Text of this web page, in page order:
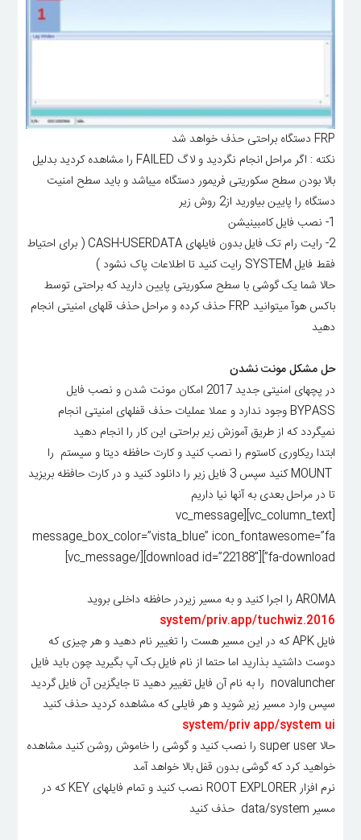
FRP دستگاه براحتی حذف خواهد شد
نکته : اگر مراحل انجام نگردید و لاگ FAILED را مشاهده کردید بدلیل
بالا بودن سطح سکوریتی فریمور دستگاه میباشد و باید سطح امنیت
دستگاه را پایین بیاورید از2 روش زیر
1- نصب فایل کامبینیشن
2- رایت رام تک فایل بدون فایلهای CASH-USERDATA ( برای احتیاط
فقط فایل SYSTEM رایت کنید تا اطلاعات پاک نشود )
حالا شما یک گوشی با سطح سکوریتی پایین دارید که براحتی توسط
باکس هوآ میتوانید FRP حذف کرده و مراحل حذف قلهای امنیتی انجام
دهید
حل مشکل مونت نشدن
در پچهای امنیتی جدید 2017 امکان مونت شدن و نصب فایل
BYPASS وجود ندارد و عملا عملیات حذف قفلهای امنیتی انجام
نمیگردد که از طریق آموزش زیر براحتی این کار را انجام دهید
ابتدا ریکاوری کاستوم را نصب کنید و کارت حافظه دیتا و سیستم را
MOUNT کنید سپس 3 فایل زیر را دانلود کنید و در کارت حافظه بریزید
تا در مراحل بعدی به آنها نیا داریم
[vc_column_text][vc_message
message_box_color=”vista_blue” icon_fontawesome=”fa
fa-download”][download id=”22188″][/vc_message]
AROMA را اجرا کنید و به مسیر زیردر حافظه داخلی بروید
system/priv.app/tuchwiz.2016
فایل APK که در این مسیر هست را تغییر نام دهید و هر چیزی که
دوست داشتید بذارید اما حتما از نام فایل بک آپ بگیرید چون باید فایل
novaluncher را به نام آن فایل تغییر دهید تا جایگزین آن فایل گردید
سپس وارد مسیر زیر شوید و هر فایلی که مشاهده کردید حذف کنید
system/priv app/system ui
حالا super user را نصب کنید و گوشی را خاموش روشن کنید مشاهده
خواهید کرد که گوشی بدون قفل بالا خواهد آمد
نرم افزار ROOT EXPLORER نصب کنید و تمام فایلهای KEY که در
مسیر data/system حذف کنید